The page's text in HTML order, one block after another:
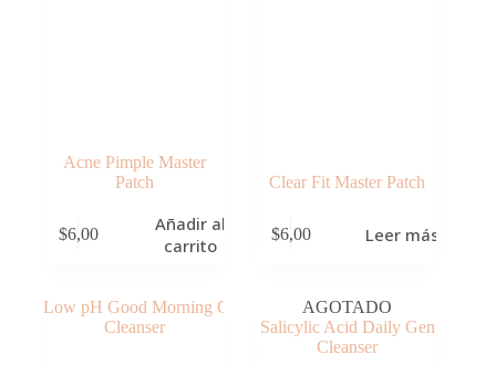
Acne Pimple Master
Patch
$6,00
Añadir al
carrito
Clear Fit Master Patch
$6,00 Leer más
AGOTADO